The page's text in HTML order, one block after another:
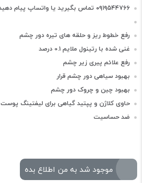
۰۹۱۹۵۴۴۷۶۶ تماس بگیرید یا واتساپ پيام دهيد))))}
رفع خطوط ریز و حلقه های تیره دور چشم
غنی شده با رتینول ملایم 0.1 درصد
رفع علائم پیری زیر چشم
بهبود سیاهی دور چشم قرار
بهبود چین و چروک دور چشم
حاوی کلاژن و پپتید گیاهی برای لیفتینگ پوست
ضد حساسیت
موجود شد به من اطلاع بده